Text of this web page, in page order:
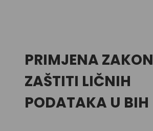
PRIMJENA
ZAŠTITI LIČNIH
PODATAKA U BIH